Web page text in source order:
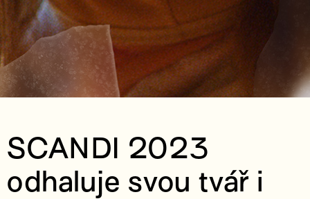
SCANDI 2023
odhaluje svou tvář i